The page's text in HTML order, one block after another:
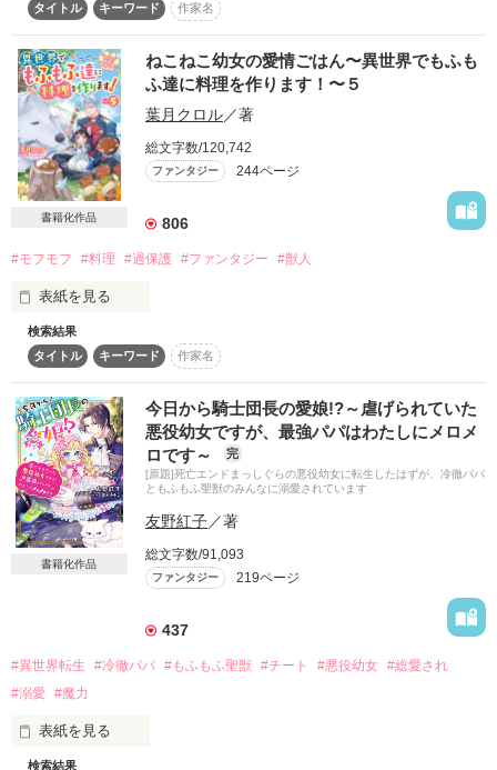
少しずつ心の距離を近づけていく二人だが、
やがて王国を揺るがす危機に巻き込まれていき……。
（俺がシエルの居場所を守らねばならない）
──そしてすべてを乗り越えた時、二人はついに結ばれる。
「優しくするつもりだが、怖くなったらすぐに俺を止めてく
れ」
恋愛不器用な二人によるもどかしすぎる日々の、はじまりはじ
見習いトリマーとして働いていた江理奈は
なにかの手違いで幸運を他人に搾取される運命となり、
日本で辛い人生を送っていました。
それでも優しさを忘れない江理奈の心の支えは
モフモフした可愛い動物たちとの触れ合い。
疲れきった江理奈はある晩、車に轢かれそうな子犬を助けま
す。
その子犬は、実はおっちょこちょいの犬の妖精クー・シーだっ
たのです。
運命を司る妖精のフォーチュナの計らいで、
クー・シーの勇み足で充分な準備もなく異世界に送られてしま
い……。
獣人たちの住むスカイヴェン国の守護妖精として、
優しい人たちに愛されながら子猫のエリナは今日もがんばりま
す。
おかげさまで、コミカライズも大人気な『ねこねこ幼女』シリ
ーズの新作を、
今年もよろしくお願いします！
作品を読む
タイトル
キーワード 作家名
書籍化作品
ねこねこ幼女の愛情ごはん〜異世界でもふも
ふ達に料理を作ります！〜５
葉月クロル／著
総文字数/120,742
ファンタジー 244ページ
806
#モフモフ #料理 #過保護 #ファンタジー #獣人
表紙を見る
モフモフ大好きトリマーの江理奈は、トラックにはねられそ
うになった子犬の妖精、クー・シーを助けた縁で、異世界にあ
るスカイヴェン国に妖精獣として転移させてもらった。
子猫の獣人に変身したエリナは、幼いながらも青弓亭の名料
理人として一生懸命に働き、周りの人々に溺愛されているが、
中でも特に甘いのが保護者になった狼のルディだ。実は彼も妖
精獣のフェンリルであった。
自分が謎の白猫の少女フェアリナであることをルディに言い
出せないまま暮らしていたエリナだが、スカイヴェン国を襲っ
た危機に対処するために、大切な人々に勇気を持って自分の正
体を知らせたのだった。
そんなこんなで今日もがんばるエリナは、海の国フィフィー
ルや森エルフの国マーレンでも評判が高くなり、いつの間にか
というわけで、またしても子猫のエリナの新たなお話が始ま
ります。ルディが空飛ぶフェンリルとなった今、冒険の舞台は
広がって、子猫はスカイヴェン国を飛び出します。
たようですよ。
楽しい冒険を、今回もどうぞよろしくお願いいたします！
検索結果
タイトル
キーワード 作家名
書籍化作品
今日から騎士団長の愛娘!?～虐げられていた
悪役幼女ですが、最強パパはわたしにメロメ
ロです～
完
[原題]死亡エンドまっしぐらの悪役幼女に転生したはずが、冷徹パパ
ともふもふ聖獣のみんなに溺愛されています
友野紅子／著
総文字数/91,093
ファンタジー 219ページ
437
#異世界転生 #冷徹パパ #もふもふ聖獣 #チート #悪役幼女 #総愛され
#溺愛 #魔力
表紙を見る
検索結果